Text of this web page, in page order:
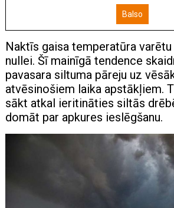
Balso
Naktīs gaisa temperatūra
nullei. Šī mainīgā tendence
pavasara siltuma pāreju uz
atvēsinošiem laika apstākļiem.
sākt atkal ieritināties siltās
domāt par apkures ieslēgšanu.